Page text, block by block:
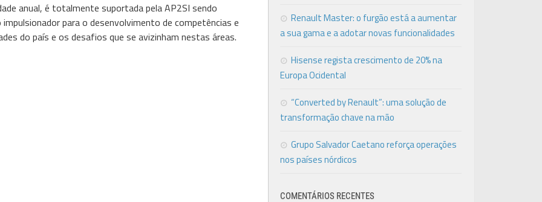
anual, é totalmente suportada pela AP2SI sendo
para o desenvolvimento de competências e
do país e os desafios que se avizinham nestas áreas.
Renault Master: o furgão está a aumentar
a sua gama e a adotar novas funcionalidades
Hisense regista crescimento de 20% na
Europa Ocidental
“Converted by Renault”: uma solução de
transformação chave na mão
Grupo Salvador Caetano reforça operações
nos países nórdicos
COMENTÁRIOS RECENTES